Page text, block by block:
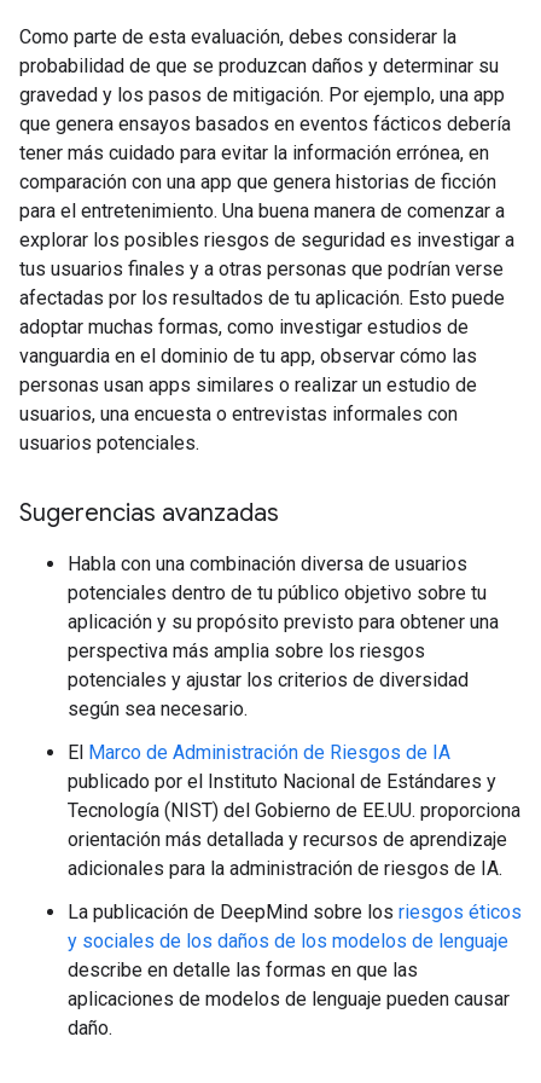
Como parte de esta evaluación, debes considerar la
probabilidad de que se produzcan daños y determinar su
gravedad y los pasos de mitigación. Por ejemplo, una app
que genera ensayos basados en eventos fácticos debería
tener más cuidado para evitar la información errónea, en
comparación con una app que genera historias de ficción
para el entretenimiento. Una buena manera de comenzar a
explorar los posibles riesgos de seguridad es investigar a
tus usuarios finales y a otras personas que podrían verse
afectadas por los resultados de tu aplicación. Esto puede
adoptar muchas formas, como investigar estudios de
vanguardia en el dominio de tu app, observar cómo las
personas usan apps similares o realizar un estudio de
usuarios, una encuesta o entrevistas informales con
usuarios potenciales.
Sugerencias avanzadas
Habla con una combinación diversa de usuarios
potenciales dentro de tu público objetivo sobre tu
aplicación y su propósito previsto para obtener una
perspectiva más amplia sobre los riesgos
potenciales y ajustar los criterios de diversidad
según sea necesario.
El Marco de Administración de Riesgos de IA
publicado por el Instituto Nacional de Estándares y
Tecnología (NIST) del Gobierno de EE.UU. proporciona
orientación más detallada y recursos de aprendizaje
adicionales para la administración de riesgos de IA.
La publicación de DeepMind sobre los riesgos éticos
y sociales de los daños de los modelos de lenguaje
describe en detalle las formas en que las
aplicaciones de modelos de lenguaje pueden causar
daño.